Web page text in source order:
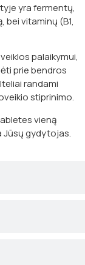
yra fermentų,
bei vitaminų (B1,
palaikymui,
prie bendros
randami
stiprinimo.
vieną
Jūsų gydytojas.